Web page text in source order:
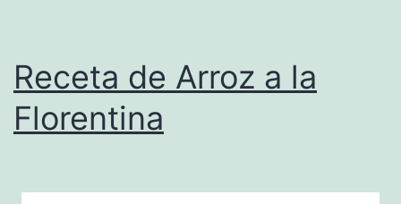
Receta de Arroz a la
Florentina